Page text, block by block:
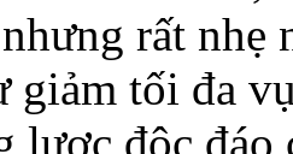
rất nhẹ
giảm tối đa
lược độc đáo